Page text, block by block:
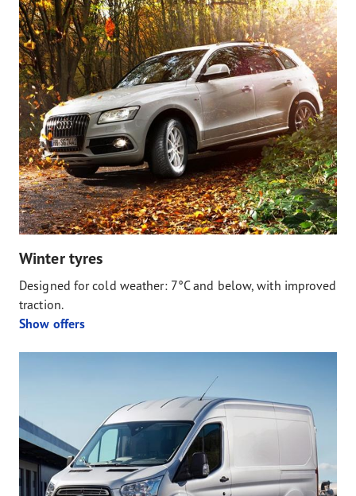
Winter tyres
Designed for cold weather: 7°C and below, with improved
traction.
Show offers